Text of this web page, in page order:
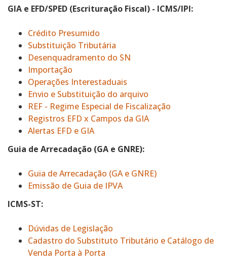
GIA e EFD/SPED (Escrituração Fiscal) - ICMS/IPI:
Crédito Presumido
Substituição Tributária
Desenquadramento do SN
Importação
Operações Interestaduais
Envio e Substituição do arquivo
REF - Regime Especial de Fiscalização
Registros EFD x Campos da GIA
Alertas EFD e GIA
Guia de Arrecadação (GA e GNRE):
Guia de Arrecadação (GA e GNRE)
Emissão de Guia de IPVA
ICMS-ST:
Dúvidas de Legislação
Cadastro do Substituto Tributário e Catálogo de
Venda Porta à Porta